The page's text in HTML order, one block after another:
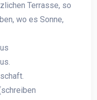
Terrasse, so
wo es Sonne,